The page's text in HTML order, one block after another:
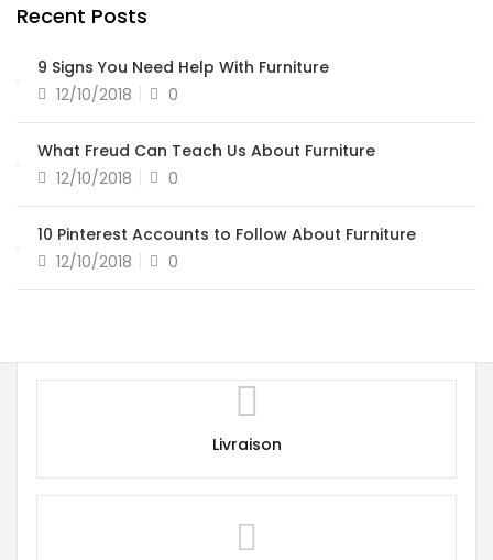
Recent Posts
9 Signs You Need Help With Furniture
12/10/2018
0
What Freud Can Teach Us About Furniture
12/10/2018
0
10 Pinterest Accounts to Follow About Furniture
12/10/2018
0
Livraison